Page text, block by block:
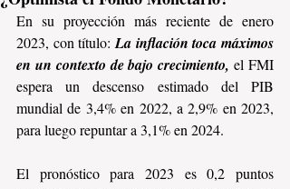
En su proyección más reciente de enero
2023, con título: La inflación toca máximos
en un contexto de bajo crecimiento, el FMI
espera un descenso estimado del PIB
mundial de 3,4% en 2022, a 2,9% en 2023,
para luego repuntar a 3,1% en 2024.
El pronóstico para 2023 es 0,2 puntos